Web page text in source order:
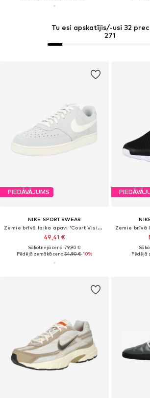
PIEDĀVĀJUMS
NIKE SPORTSWEAR
Zemie brīvā laika apavi 'Court Vision'
49,41 €
Sākotnējā cena: 79,90 €
Pēdējā zemākā cena:54,90 €-10%
Tu esi apskatījis/-usi 32
271
Pēdējā